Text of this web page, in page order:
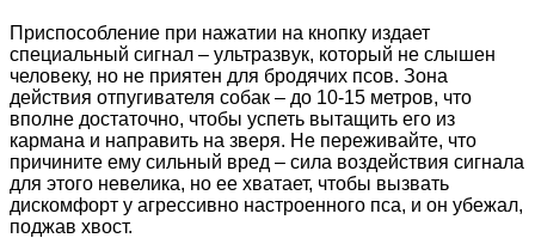
Приспособление при нажатии на кнопку издает
специальный сигнал – ультразвук, который не слышен
человеку, но не приятен для бродячих псов. Зона
действия отпугивателя собак – до 10-15 метров, что
вполне достаточно, чтобы успеть вытащить его из
кармана и направить на зверя. Не переживайте, что
причините ему сильный вред – сила воздействия сигнала
для этого невелика, но ее хватает, чтобы вызвать
дискомфорт у агрессивно настроенного пса, и он убежал,
поджав хвост.